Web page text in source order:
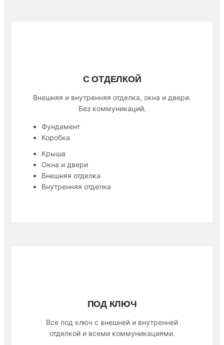
С ОТДЕЛКОЙ
Внешняя и внутренняя отделка, окна и двери.
Без коммуникаций.
Фундамент
Коробка
Крыша
Окна и двери
Внешняя отделка
Внутренняя отделка
ПОД КЛЮЧ
Все под ключ с внешней и внутренней
отделкой и всеми коммуникациями.